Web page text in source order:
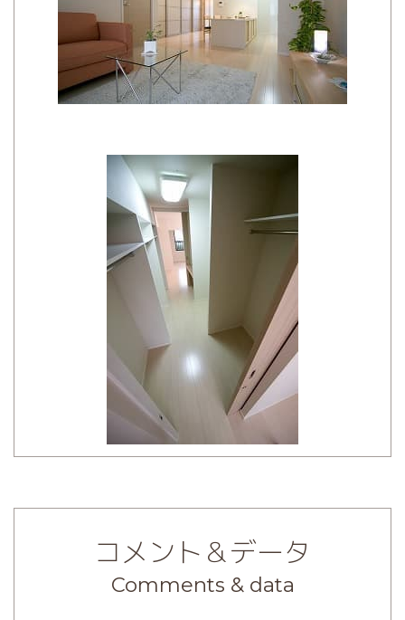
コメント＆データ
Comments & data